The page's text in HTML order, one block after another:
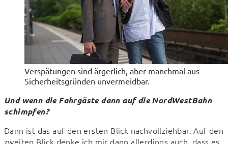
Verspätungen sind ärgerlich, aber manchmal aus
Sicherheitsgründen unvermeidbar.
Und wenn die Fahrgäste dann auf die NordWestBahn
schimpfen?
Dann ist das auf den ersten Blick nachvollziehbar. Auf den
zweiten Blick denke ich mir dann allerdings auch, dass es